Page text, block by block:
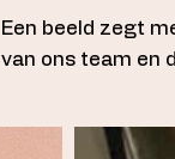
Een beeld zegt
van ons team en